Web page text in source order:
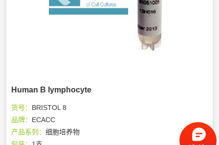
Human B lymphocyte
货号： BRISTOL 8
品牌： ECACC
产品系列：细胞培养物